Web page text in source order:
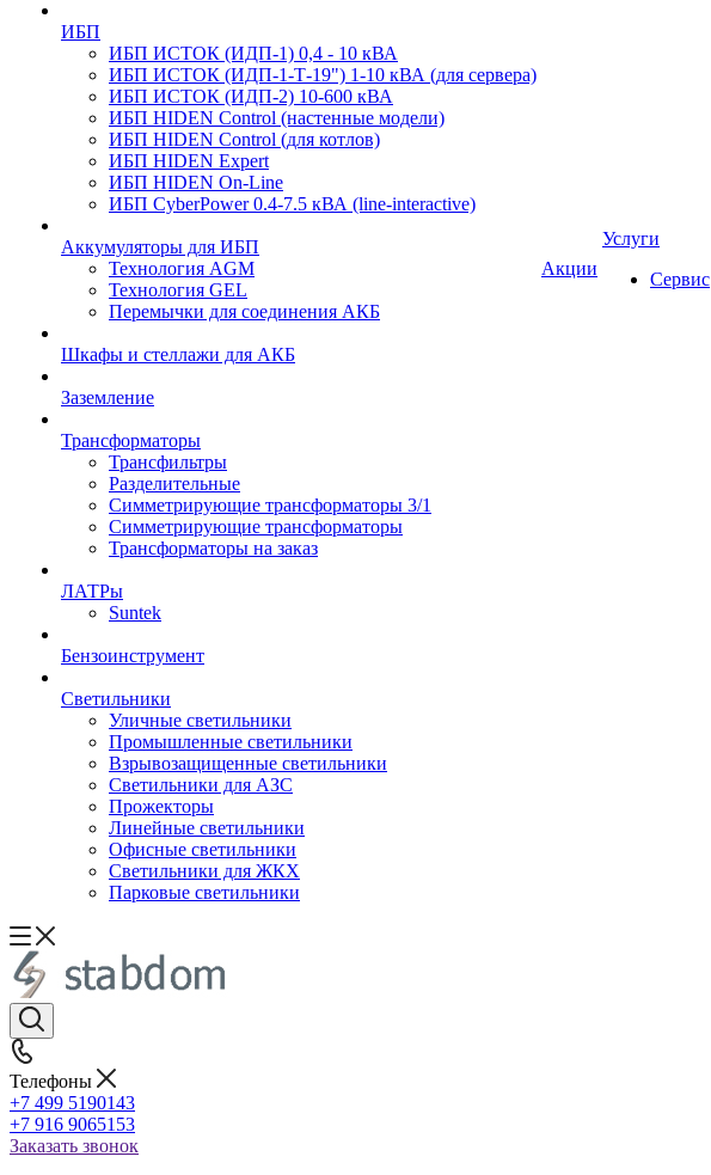
ИБП
ИБП ИСТОК (ИДП-1) 0,4 - 10 кВА
ИБП ИСТОК (ИДП-1-Т-19") 1-10 кВА (для сервера)
ИБП ИСТОК (ИДП-2) 10-600 кВА
ИБП HIDEN Control (настенные модели)
ИБП HIDEN Control (для котлов)
ИБП HIDEN Expert
ИБП HIDEN On-Line
ИБП CyberPower 0.4-7.5 кВА (line-interactive)
Аккумуляторы для ИБП
Технология AGM
Технология GEL
Перемычки для соединения АКБ
Шкафы и стеллажи для АКБ
Заземление
Трансформаторы
Трансфильтры
Разделительные
Симметрирующие трансформаторы 3/1
Симметрирующие трансформаторы
Трансформаторы на заказ
ЛАТРы
Suntek
Бензоинструмент
Светильники
Уличные светильники
Промышленные светильники
Взрывозащищенные светильники
Светильники для АЗС
Прожекторы
Линейные светильники
Офисные светильники
Светильники для ЖКХ
Парковые светильники
Акции
Услуги
Сервис
Телефоны
+7 499 5190143
+7 916 9065153
Заказать звонок